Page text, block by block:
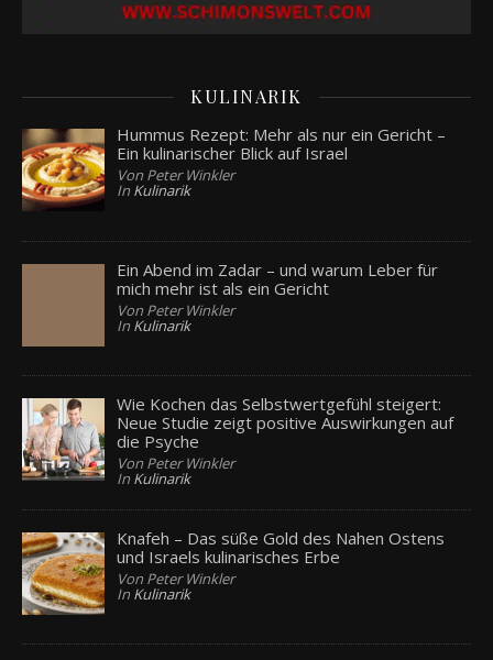
KULINARIK
Hummus Rezept: Mehr als nur ein Gericht –
Ein kulinarischer Blick auf Israel
Von Peter Winkler
In Kulinarik
Ein Abend im Zadar – und warum Leber für
mich mehr ist als ein Gericht
Von Peter Winkler
In Kulinarik
Wie Kochen das Selbstwertgefühl steigert:
Neue Studie zeigt positive Auswirkungen auf
die Psyche
Von Peter Winkler
In Kulinarik
Knafeh – Das süße Gold des Nahen Ostens
und Israels kulinarisches Erbe
Von Peter Winkler
In Kulinarik